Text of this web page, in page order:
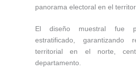
panorama electoral en el
El diseño muestral fue
estratificado, garantizando
territorial en el norte,
departamento.